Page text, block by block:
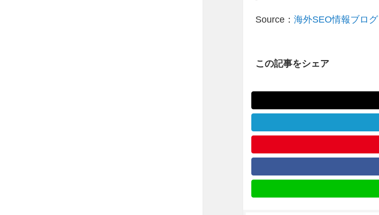
Source：海外SEO情報ブログ
この記事をシェア